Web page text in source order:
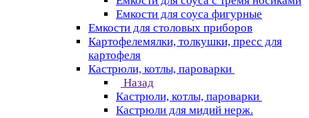
Емкости для соуса фигурные
Емкости для столовых приборов
Картофелемялки, толкушки, пресс для
картофеля
Кастрюли, котлы, пароварки
Назад
Кастрюли, котлы, пароварки
Кастрюли для мидий нерж.